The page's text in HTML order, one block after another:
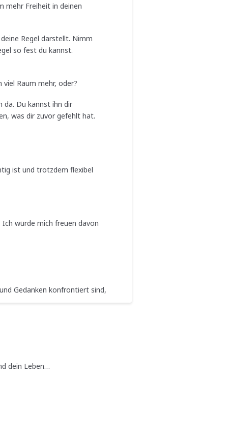
mehr Freiheit in deinen
Regel darstellt. Nimm
so fest du kannst.
Raum mehr, oder?
da. Du kannst ihn dir
was dir zuvor gefehlt hat.
ist und trotzdem flexibel
würde mich freuen davon
Gedanken konfrontiert sind,
dein Leben…